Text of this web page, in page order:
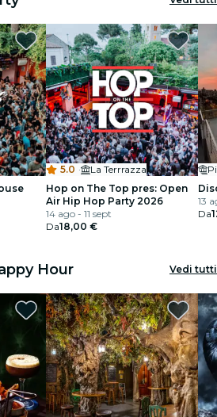
5.0 ·
La Terrrazza
Hop on The Top pres: Open
Air Hip Hop Party 2026
14 ago - 11 sept
Da18,00 €
13
Da
Hour Vedi tutti